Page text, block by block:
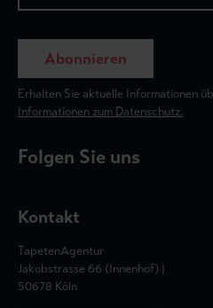
Abonnieren
Erhalten Sie aktuelle Informationen
Informationen zum Datenschutz.
Folgen Sie uns
Kontakt
TapetenAgentur
Jakobstrasse 66 (Innenhof) |
50678 Köln